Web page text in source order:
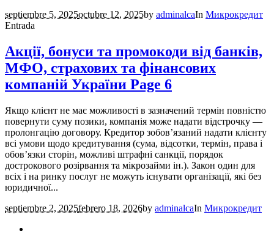
septiembre 5, 2025octubre 12, 2025by adminalcaIn Микрокредит
Entrada
Акції, бонуси та промокоди від банків,
МФО, страхових та фінансових
компаній України Page 6
Якщо клієнт не має можливості в зазначений термін повністю
повернути суму позики, компанія може надати відстрочку —
пролонгацію договору. Кредитор зобов’язаний надати клієнту
всі умови щодо кредитування (сума, відсотки, термін, права і
обов’язки сторін, можливі штрафні санкції, порядок
дострокового розірвання та мікрозайми ін.). Закон один для
всіх і на ринку послуг не можуть існувати організації, які без
юридичної...
septiembre 2, 2025febrero 18, 2026by adminalcaIn Микрокредит